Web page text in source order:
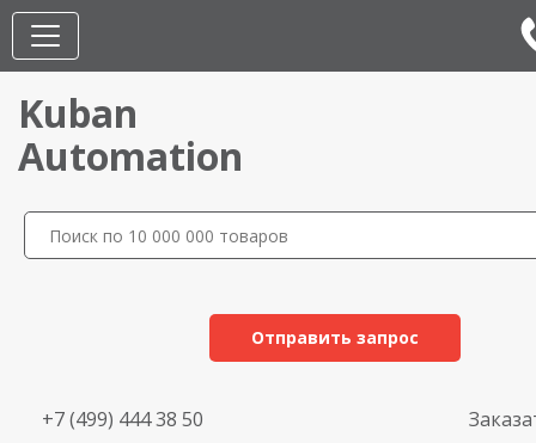
Kuban
Automation
Отправить запрос
+7 (499) 444 38 50